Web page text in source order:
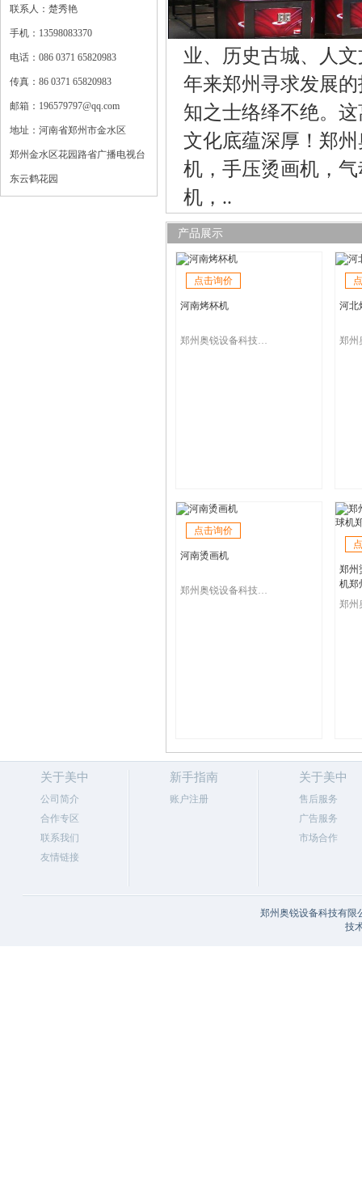
联系人：楚秀艳
手机：13598083370
电话：086 0371 65820983
传真：86 0371 65820983
邮箱：196579797@qq.com
地址：河南省郑州市金水区
郑州金水区花园路省广播电视台
东云鹤花园
业、历史古城、人
年来郑州寻求发展
知之士络绎不绝。
文化底蕴深厚！郑
机，手压烫画机，
机，..
产品展示
点击询价
河南烤杯机
郑州奥锐设备科技有限公司
河北
点击询价
河南烫画机
郑州奥锐设备科技有限公司
郑州
机郑
关于美中
公司简介
合作专区
联系我们
友情链接
新手指南
账户注册
关于美中
售后服务
广告服务
市场合作
郑州奥锐设备科技有限
技